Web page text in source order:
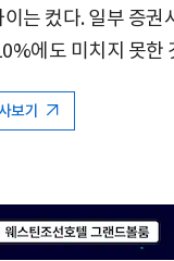
는 컸다. 일부 증권
에도 미치지 못한
보기